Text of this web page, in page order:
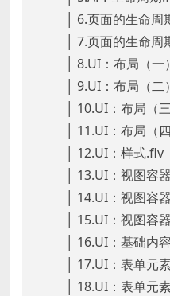
│ 6.页面的生命
│ 7.页面的生命
│ 8.UI：布局（
│ 9.UI：布局（
│ 10.UI：布局（
│ 11.UI：布局（
│ 12.UI：样式.flv
│ 13.UI：视图容
│ 14.UI：视图容
│ 15.UI：视图容
│ 16.UI：基础内
│ 17.UI：表单元
│ 18.UI：表单元